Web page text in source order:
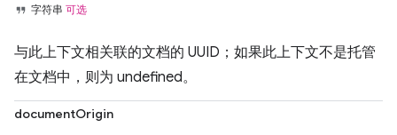
字符串 可选
与此上下文相关联的文档的 UUID；如果此上下文不是托管
在文档中，则为 undefined。
documentOrigin